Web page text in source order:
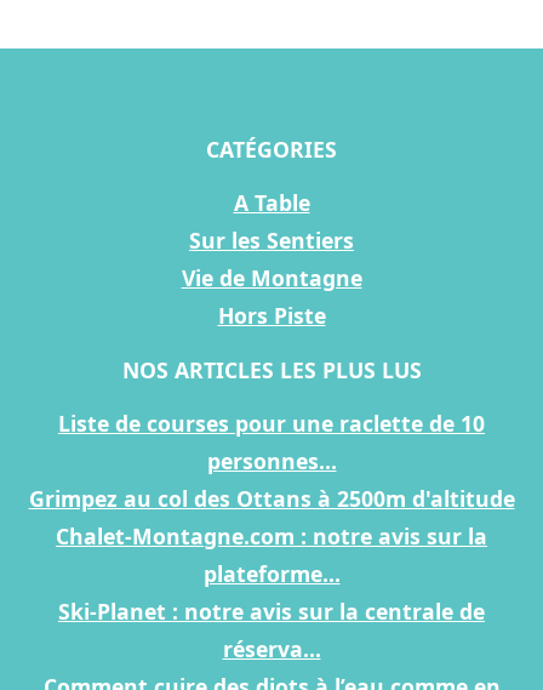
CATÉGORIES
A Table
Sur les Sentiers
Vie de Montagne
Hors Piste
NOS ARTICLES LES PLUS LUS
Liste de courses pour une raclette de 10
personnes...
Grimpez au col des Ottans à 2500m d'altitude
Chalet-Montagne.com : notre avis sur la
plateforme...
Ski-Planet : notre avis sur la centrale de
réserva...